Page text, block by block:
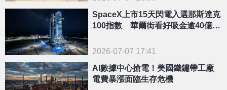
SpaceX上市15天閃電入選那斯達克
100指數 華爾街看好吸金逾40億美
2026-07-07 17:41
AI數據中心搶電！美國鐵鏽帶工廠
電費暴漲面臨生存危機